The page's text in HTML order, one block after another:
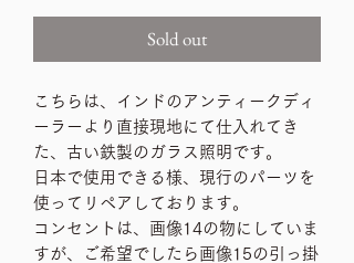
Sold out
こちらは、インドのアンティークディ
ーラーより直接現地にて仕入れてき
た、古い鉄製のガラス照明です。
日本で使用できる様、現行のパーツを
使ってリペアしております。
コンセントは、画像14の物にしていま
すが、ご希望でしたら画像15の引っ掛